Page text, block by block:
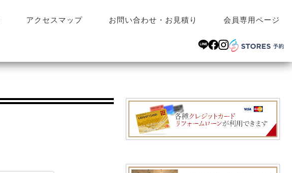
アクセスマップ お問い合わせ・お見積り 会員専用ページ